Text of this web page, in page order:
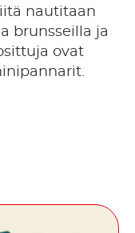
nautitaan
brunsseilla ja
ovat